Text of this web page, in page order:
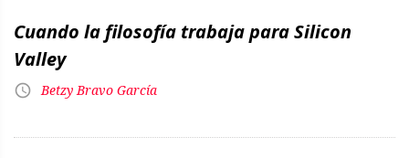
Cuando la filosofía trabaja para Silicon
Valley
Betzy Bravo García